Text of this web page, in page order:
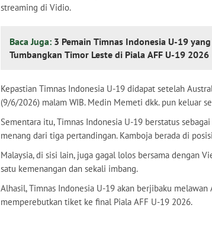
streaming di Vidio.
Baca Juga: 3 Pemain Timnas Indonesia U-19
Tumbangkan Timor Leste di Piala AFF U-19 2026
Kepastian Timnas Indonesia U-19 didapat setelah
(9/6/2026) malam WIB. Medin Memeti dkk. pun keluar
Sementara itu, Timnas Indonesia U-19 berstatus
menang dari tiga pertandingan. Kamboja berada di
Malaysia, di sisi lain, juga gagal lolos bersama dengan
satu kemenangan dan sekali imbang.
Alhasil, Timnas Indonesia U-19 akan berjibaku
memperebutkan tiket ke final Piala AFF U-19 2026.